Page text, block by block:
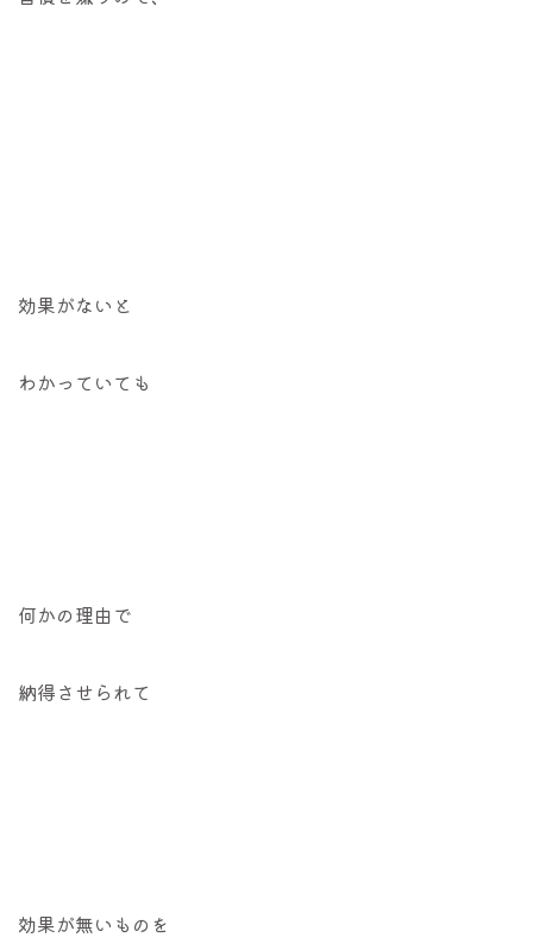
効果がないと
わかっていても
何かの理由で
納得させられて
効果が無いものを